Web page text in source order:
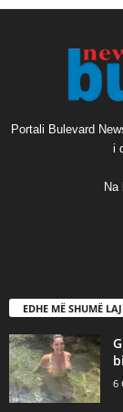
Portali Bulevard
i
Na
EDHE MË SHUMË
6